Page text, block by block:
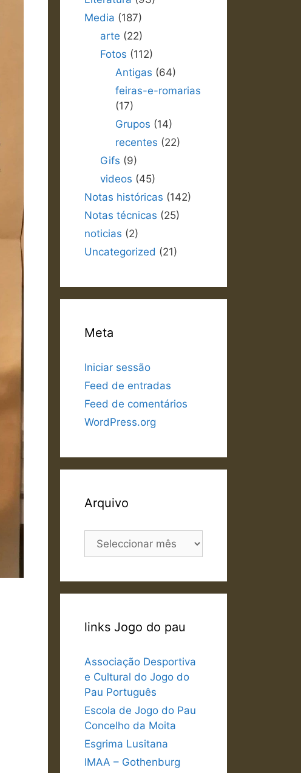
Media (187)
arte (22)
Fotos (112)
Antigas (64)
feiras-e-romarias
(17)
Grupos (14)
recentes (22)
Gifs (9)
videos (45)
Notas históricas (142)
Notas técnicas (25)
noticias (2)
Uncategorized (21)
Meta
Iniciar sessão
Feed de entradas
Feed de comentários
WordPress.org
Arquivo
Arquivo
links Jogo do pau
Associação Desportiva
e Cultural do Jogo do
Pau Português
Escola de Jogo do Pau
Concelho da Moita
Esgrima Lusitana
IMAA – Gothenburg